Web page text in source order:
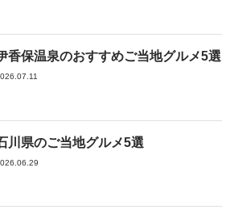
香保温泉のおすすめご当地グルメ5選
川県のご当地グルメ5選